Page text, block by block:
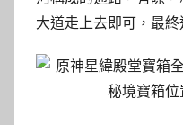
大道走上去即可，最終